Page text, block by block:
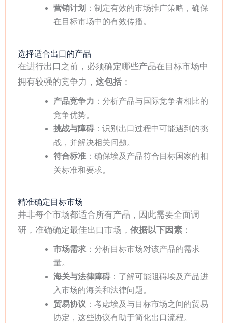
营销计划 ：制定有效的市场推广策略，确保
在目标市场中的有效传播。
选择适合出口的产品
在进行出口之前，必须确定哪些产品在目标市场中
拥有较强的竞争力， 这包括 ：
产品竞争力 ：分析产品与国际竞争者相比的
竞争优势。
挑战与障碍：识别出口过程中可能遇到的挑
战，并解决相关问题。
符合标准：确保埃及产品符合目标国家的相
关标准和要求。
精准确定目标市场
并非每个市场都适合所有产品，因此需要全面调
研，准确确定最佳出口市场， 依据以下因素 ：
市场需求：分析目标市场对该产品的需求
量。
海关与法律障碍：了解可能阻碍埃及产品进
入市场的海关和法律问题。
贸易协议 ：考虑埃及与目标市场之间的贸易
协定，这些协议有助于简化出口流程。